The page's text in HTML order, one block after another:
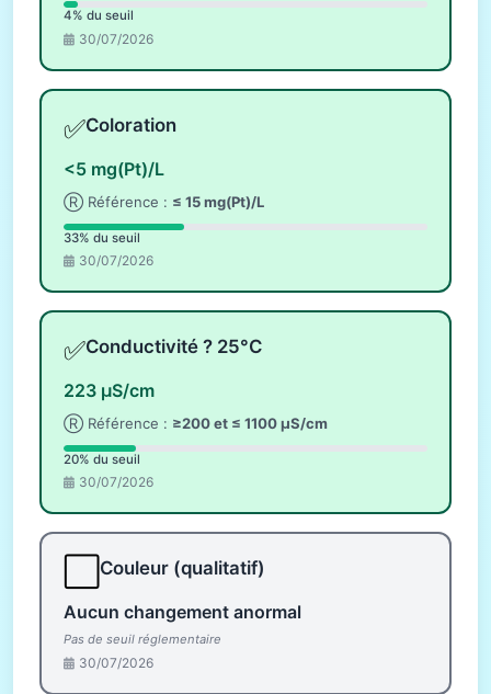
4% du seuil
30/07/2026
✅Coloration
<5 mg(Pt)/L
Ⓡ Référence : ≤ 15 mg(Pt)/L
33% du seuil
30/07/2026
✅Conductivité ? 25°C
223 µS/cm
Ⓡ Référence : ≥200 et ≤ 1100 µS/cm
20% du seuil
30/07/2026
Couleur (qualitatif)
Aucun changement anormal
Pas de seuil réglementaire
30/07/2026